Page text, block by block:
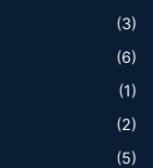
(3)
(6)
(1)
(2)
(5)